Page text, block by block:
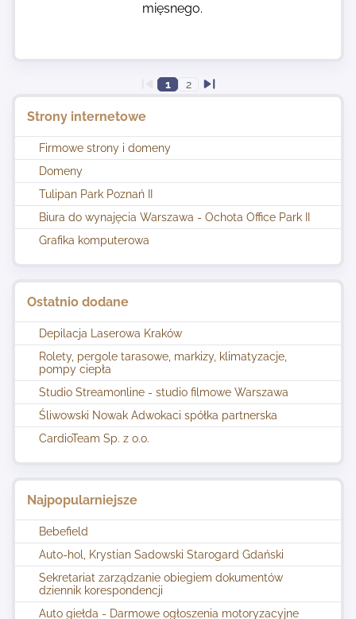
Strony internetowe
Firmowe strony i domeny
Domeny
Tulipan Park Poznań II
Biura do wynajęcia Warszawa - Ochota Office Park II
Grafika komputerowa
Ostatnio dodane
Depilacja Laserowa Kraków
Rolety, pergole tarasowe, markizy, klimatyzacje,
pompy ciepła
Studio Streamonline - studio filmowe Warszawa
Śliwowski Nowak Adwokaci spółka partnerska
CardioTeam Sp. z o.o.
Najpopularniejsze
Bebefield
Auto-hol, Krystian Sadowski Starogard Gdański
Sekretariat zarządzanie obiegiem dokumentów
dziennik korespondencji
Auto giełda - Darmowe ogłoszenia motoryzacyjne
mięsnego.
1 2